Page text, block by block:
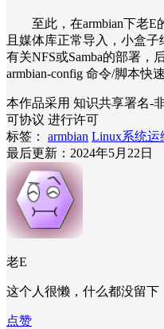
至此，在armbian下老
且媒体库正常导入，小盒子
有关NFS或Samba的部署，
armbian-config 命令/脚本快
本作品采用 知识共享署名-
可协议 进行许可
标签：
armbian Linux系统运
最后更新：2024年5月22日
老E
这个人很懒，什么都没留下
点赞